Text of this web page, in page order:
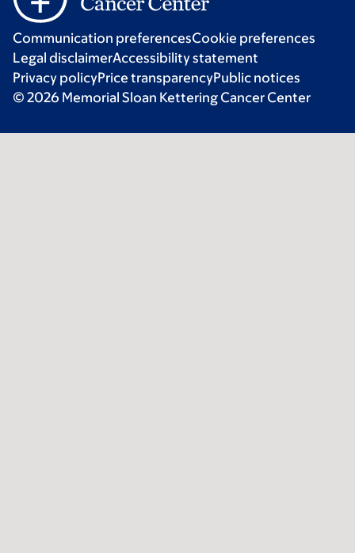
Communication preferencesCookie preferences
Legal disclaimerAccessibility statement
Privacy policyPrice transparencyPublic notices
© 2026 Memorial Sloan Kettering Cancer Center